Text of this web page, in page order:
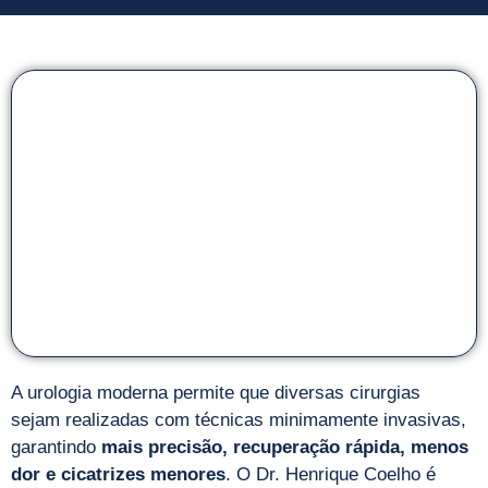
A urologia moderna permite que diversas cirurgias
sejam realizadas com técnicas minimamente invasivas,
garantindo mais precisão, recuperação rápida, menos
dor e cicatrizes menores. O Dr. Henrique Coelho é